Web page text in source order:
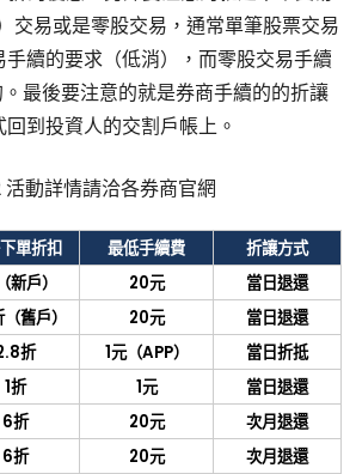
交易或是零股交易，通常單筆股票交易
續的要求（低消），而零股交易手續
最後要注意的就是券商手續的的折讓
到投資人的交割戶帳上。
動詳情請洽各券商官網
單折扣 最低手續費
折讓方式
新戶） 20元
當日退還
舊戶） 20元
當日退還
折 1元（APP）
當日折抵
1折 1元
當日退還
6折 20元
次月退還
6折 20元
次月退還